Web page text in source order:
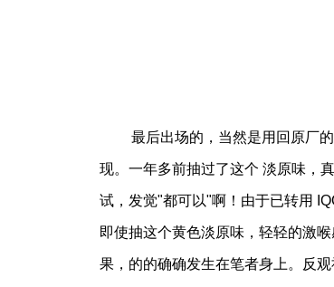
最后出场的，当然是用回原厂
现。一年多前抽过了这个 淡原味 ，
试，发觉"都可以"啊！由于已转用
即使抽这个黄色淡原味，轻轻的激
果，的的确确发生在笔者身上。反